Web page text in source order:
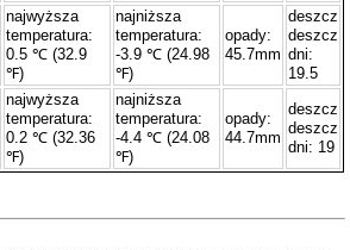
najwyższa
temperatura:
0.5 ℃ (32.9
℉)
najniższa
temperatura:
-3.9 ℃ (24.98
℉)
opady:
45.7mm
deszcz
deszcz
dni:
19.5
najwyższa
temperatura:
0.2 ℃ (32.36
℉)
najniższa
temperatura:
-4.4 ℃ (24.08
℉)
opady:
44.7mm
deszcz
deszcz
dni: 19